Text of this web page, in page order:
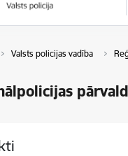
Valsts policijas vadība